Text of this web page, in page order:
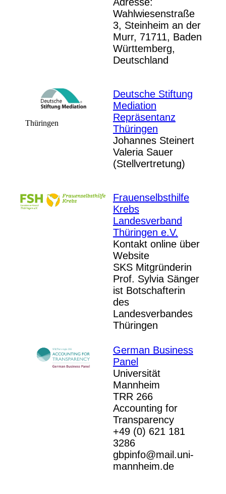
Wahlwiesenstraße
3, Steinheim an der
Murr, 71711, Baden
Württemberg,
Deutschland
Thüringen
Deutsche Stiftung
Mediation
Repräsentanz
Thüringen
Johannes Steinert
Valeria Sauer
(Stellvertretung)
Frauenselbsthilfe
Krebs
Landesverband
Thüringen e.V.
Kontakt online über
Website
SKS Mitgründerin
Prof. Sylvia Sänger
ist Botschafterin
des
Landesverbandes
Thüringen
German Business
Panel
Universität
Mannheim
TRR 266
Accounting for
Transparency
+49 (0) 621 181
3286
gbpinfo@mail.uni-
mannheim.de